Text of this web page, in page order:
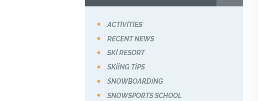
ACTIVITIES
RECENT NEWS
SKI RESORT
SKIING TIPS
SNOWBOARDING
SNOWSPORTS SCHOOL